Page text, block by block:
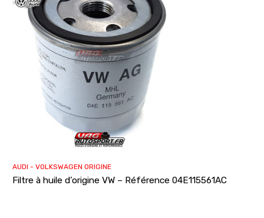
AUDI - VOLKSWAGEN ORIGINE
Filtre à huile d’origine VW – Référence 04E115561AC